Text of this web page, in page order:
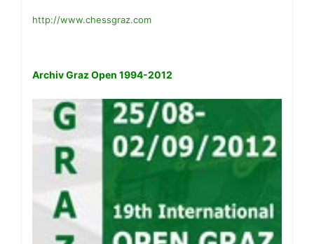
http://www.chessgraz.com
Archiv Graz Open 1994-2012